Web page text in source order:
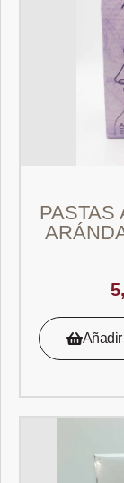
PASTAS
Añadir